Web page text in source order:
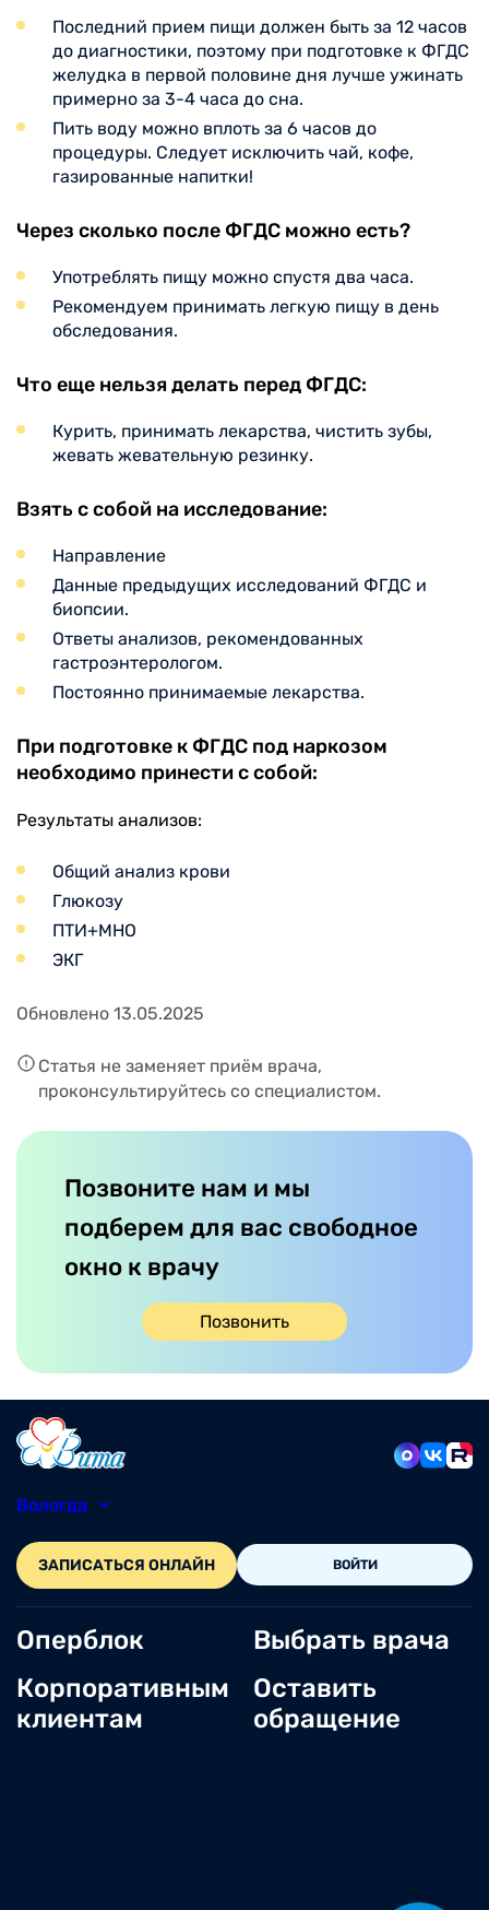
Последний прием пищи должен быть за 12 часов
до диагностики, поэтому при подготовке к ФГДС
желудка в первой половине дня лучше ужинать
примерно за 3-4 часа до сна.
Пить воду можно вплоть за 6 часов до
процедуры. Следует исключить чай, кофе,
газированные напитки!
Через сколько после ФГДС можно есть?
Употреблять пищу можно спустя два часа.
Рекомендуем принимать легкую пищу в день
обследования.
Что еще нельзя делать перед ФГДС:
Курить, принимать лекарства, чистить зубы,
жевать жевательную резинку.
Взять с собой на исследование:
Направление
Данные предыдущих исследований ФГДС и
биопсии.
Ответы анализов, рекомендованных
гастроэнтерологом.
Постоянно принимаемые лекарства.
При подготовке к ФГДС под наркозом
необходимо принести с собой:
Результаты анализов:
Общий анализ крови
Глюкозу
ПТИ+МНО
ЭКГ
Обновлено 13.05.2025
Статья не заменяет приём врача,
проконсультируйтесь со специалистом.
Позвоните нам и мы
подберем для вас свободное
окно к врачу
Позвонить
Вологда
ЗАПИСАТЬСЯ ОНЛАЙН ВОЙТИ
Оперблок
Корпоративным
клиентам
Выбрать врача
Оставить
обращение